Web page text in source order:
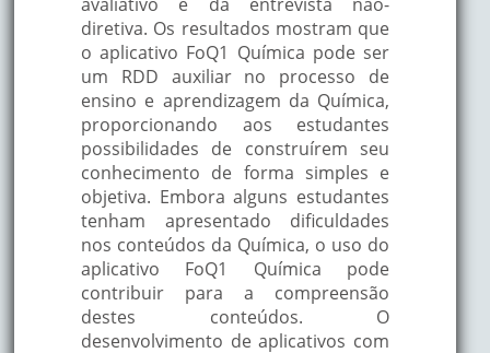
diretiva. Os resultados mostram que
o aplicativo FoQ1 Química pode ser
um RDD auxiliar no processo de
ensino e aprendizagem da Química,
proporcionando aos estudantes
possibilidades de construírem seu
conhecimento de forma simples e
objetiva. Embora alguns estudantes
tenham apresentado dificuldades
nos conteúdos da Química, o uso do
aplicativo FoQ1 Química pode
contribuir para a compreensão
destes conteúdos. O
desenvolvimento de aplicativos com